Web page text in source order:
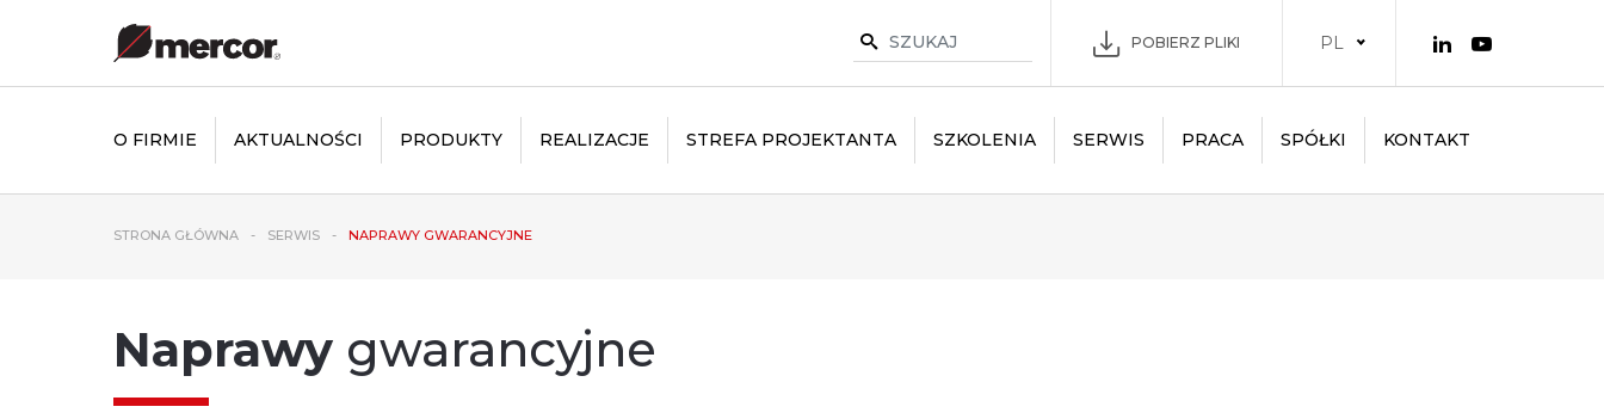
POBIERZ PLIKI PL
O FIRMIE AKTUALNOŚCI PRODUKTY REALIZACJE STREFA PROJEKTANTA SZKOLENIA SERWIS PRACA SPÓŁKI KONTAKT
STRONA GŁÓWNA SERWIS NAPRAWY GWARANCYJNE
Naprawy gwarancyjne